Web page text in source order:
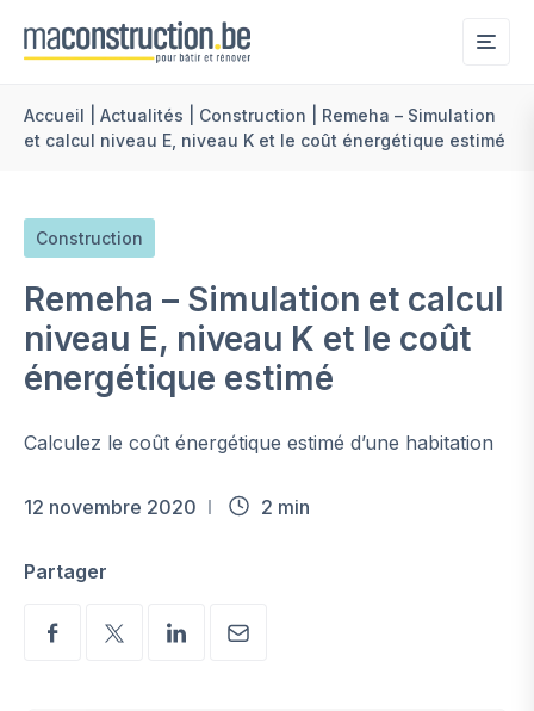
Accueil Actualités Construction
Remeha – Simulation
et calcul niveau E, niveau K et le coût énergétique estimé
Construction
Remeha – Simulation et calcul
niveau E, niveau K et le coût
énergétique estimé
Calculez le coût énergétique estimé d’une habitation
12 novembre 2020 2 min
Partager